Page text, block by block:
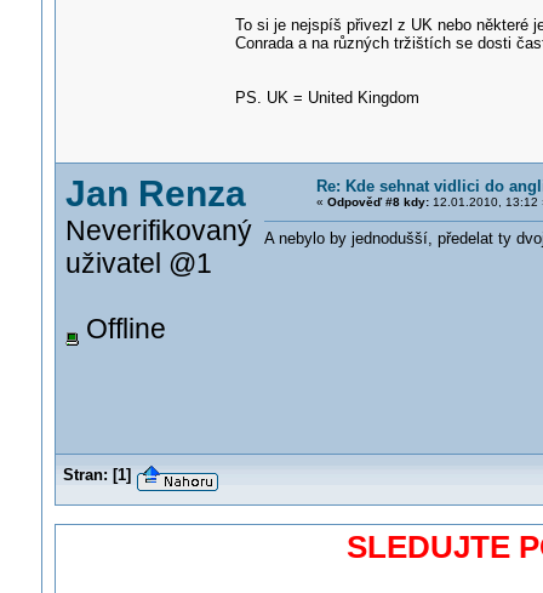
To si je nejspíš přivezl z UK nebo některé
Conrada a na různých tržištích se dosti
PS. UK = United Kingdom
Jan Renza
Neverifikovaný
uživatel @1
Offline
Re: Kde sehnat vidlici do
« Odpověď #8 kdy:12.01.2010, 13:12
A nebylo by jednodušší, předelat ty
Stran: [1]
SLEDUJTE